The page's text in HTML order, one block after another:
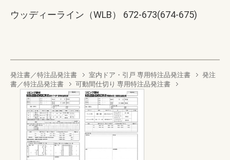
ウッディーライン（WLB） 672-673(674-675)
発注書／特注品発注書 室内ドア・引戸 専用特注品発注書
発注
書／特注品発注書
可動間仕切り 専用特注品発注書